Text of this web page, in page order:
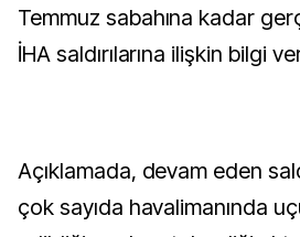
Temmuz sabahına kadar
İHA saldırılarına ilişkin bilgi
Açıklamada, devam eden
çok sayıda havalimanında